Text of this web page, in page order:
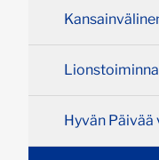
Hyvän Päivää